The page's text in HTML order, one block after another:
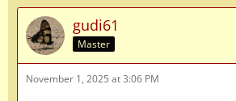
gudi61
Master
November 1, 2025 at 3:06 PM